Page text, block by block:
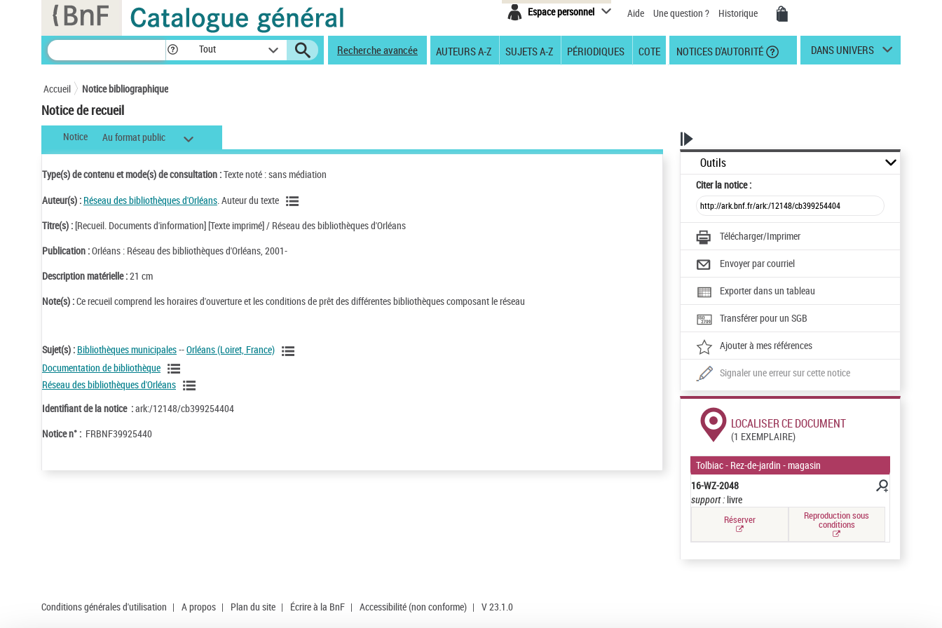
Espace personnel Aide Une question ? Historique
Tout Recherche avancée AUTEURS A-Z SUJETS A-Z PÉRIODIQUES COTE NOTICES D'AUTORITÉ DANS UNIVERS
Accueil Notice bibliographique
Notice de recueil
Notice Au format public
Type(s) de contenu et mode(s) de consultation :Texte noté : sans médiation
Auteur(s) : Réseau des bibliothèques d'Orléans . Auteur du texte
Titre(s) : [Recueil. Documents d'information] [Texte imprimé] / Réseau des bibliothèques d'Orléans
Publication :Orléans : Réseau des bibliothèques d'Orléans, 2001-
Description matérielle :21 cm
Note(s) :Ce recueil comprend les horaires d'ouverture et les conditions de prêt des différentes bibliothèques composant le réseau
Sujet(s) : Bibliothèques municipales--Orléans (Loiret, France)
Documentation de bibliothèque
Réseau des bibliothèques d'Orléans
Identifiant de la notice :ark:/12148/cb399254404
Notice n° : FRBNF39925440
Outils
Citerla notice :
Télécharger/Imprimer
Envoyer par courriel
Exporter dans un tableau
Transférer pour un SGB
Ajouter à mes références
Signaler une erreur sur cette notice
LOCALISER CE DOCUMENT
(1 EXEMPLAIRE)
Tolbiac - Rez-de-jardin - magasin
16-WZ-2048
support :livre
Réserver Reproduction sous
conditions
Conditions générales d'utilisation | A propos | Plan du site | Écrire à la BnF | Accessibilité (non conforme) | V 23.1.0
Panneau de gestion des cookies